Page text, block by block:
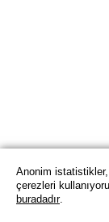
Anonim
çerezleri
buradadır.